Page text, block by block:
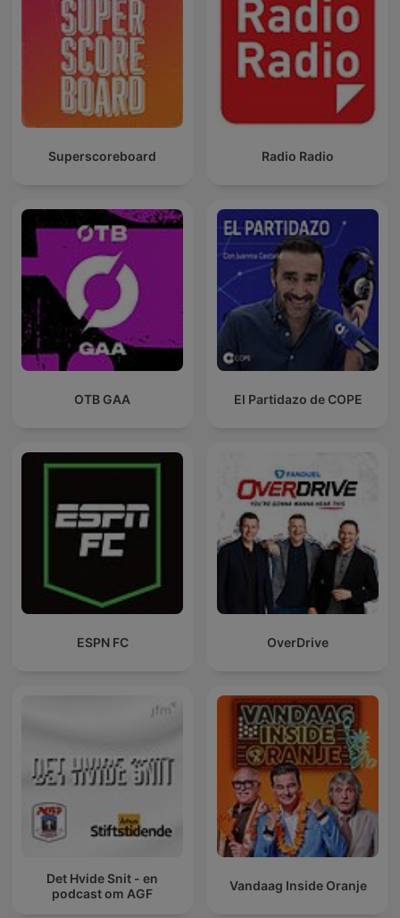
Superscoreboard Radio Radio
OTB GAA El Partidazo de COPE
ESPN FC OverDrive
Det Hvide Snit - en
podcast om AGF
Vandaag Inside Oranje